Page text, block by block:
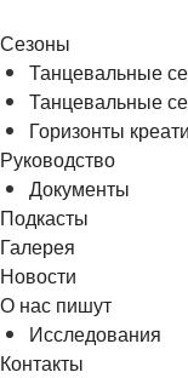
Сезоны
Танцевальные
Танцевальные
Горизонты
Руководство
Документы
Подкасты
Галерея
Новости
О нас пишут
Исследования
Контакты